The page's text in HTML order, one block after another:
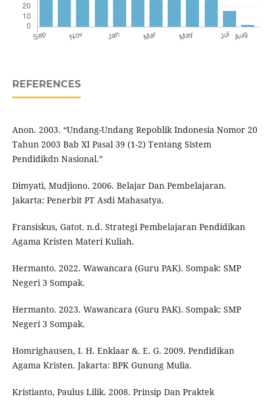
REFERENCES
Anon. 2003. “Undang-Undang Repoblik Indonesia Nomor 20
Tahun 2003 Bab XI Pasal 39 (1-2) Tentang Sistem
Pendidikdn Nasional.”
Dimyati, Mudjiono. 2006. Belajar Dan Pembelajaran.
Jakarta: Penerbit PT Asdi Mahasatya.
Fransiskus, Gatot. n.d. Strategi Pembelajaran Pendidikan
Agama Kristen Materi Kuliah.
Hermanto. 2022. Wawancara (Guru PAK). Sompak: SMP
Negeri 3 Sompak.
Hermanto. 2023. Wawancara (Guru PAK). Sompak: SMP
Negeri 3 Sompak.
Homrighausen, I. H. Enklaar &. E. G. 2009. Pendidikan
Agama Kristen. Jakarta: BPK Gunung Mulia.
Kristianto, Paulus Lilik. 2008. Prinsip Dan Praktek